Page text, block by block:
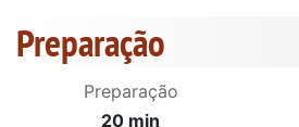
Preparação
Preparação
20 min